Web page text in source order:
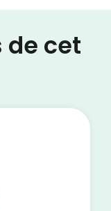
de cet